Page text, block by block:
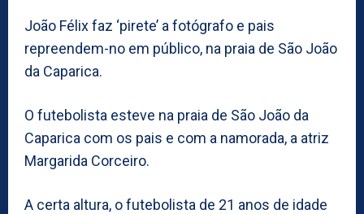
João Félix faz ‘pirete’ a fotógrafo e pais
repreendem-no em público, na praia de São João
da Caparica.
O futebolista esteve na praia de São João da
Caparica com os pais e com a namorada, a atriz
Margarida Corceiro.
A certa altura, o futebolista de 21 anos de idade